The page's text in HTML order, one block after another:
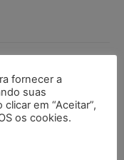
de empregado que
de trabalho
investigado na
fornecer a
suas
em “Aceitar”,
os cookies.